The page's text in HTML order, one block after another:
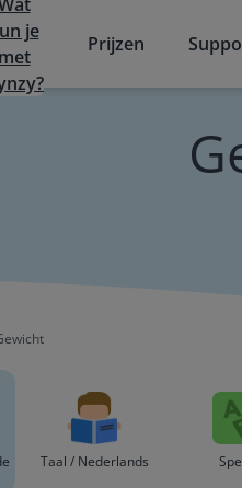
je
met
Prijzen
Taal / Nederlands